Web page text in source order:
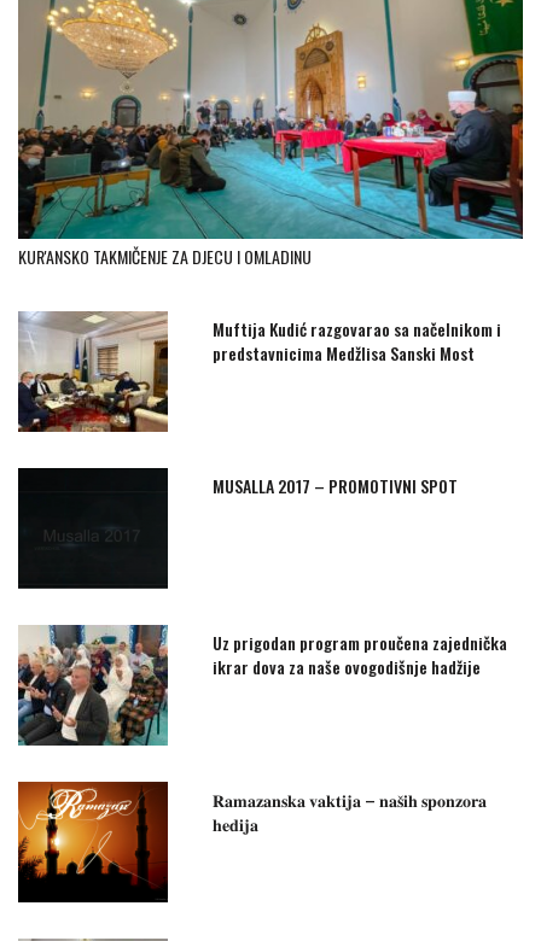
KUR'ANSKO TAKMIČENJE ZA DJECU I OMLADINU
Muftija Kudić razgovarao sa načelnikom i
predstavnicima Medžlisa Sanski Most
MUSALLA 2017 – PROMOTIVNI SPOT
Uz prigodan program proučena zajednička
ikrar dova za naše ovogodišnje hadžije
𝐑𝐚𝐦𝐚𝐳𝐚𝐧𝐬𝐤𝐚 𝐯𝐚𝐤𝐭𝐢𝐣𝐚 – 𝐧𝐚𝐬̌𝐢𝐡 𝐬𝐩𝐨𝐧𝐳𝐨𝐫𝐚
𝐡𝐞𝐝𝐢𝐣𝐚